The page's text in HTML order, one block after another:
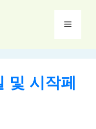
메
및 시작페